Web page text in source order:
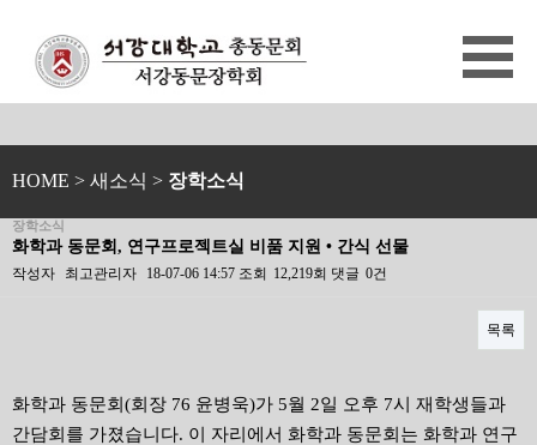
HOME > 새소식 > 장학소식
장학소식
화학과 동문회, 연구프로젝트실 비품 지원 • 간식 선물
작성자 최고관리자 18-07-06 14:57 조회 12,219회 댓글 0건
목록
화학과 동문회(회장 76 윤병욱)가 5월 2일 오후 7시 재학생들과
간담회를 가졌습니다. 이 자리에서 화학과 동문회는 화학과 연구